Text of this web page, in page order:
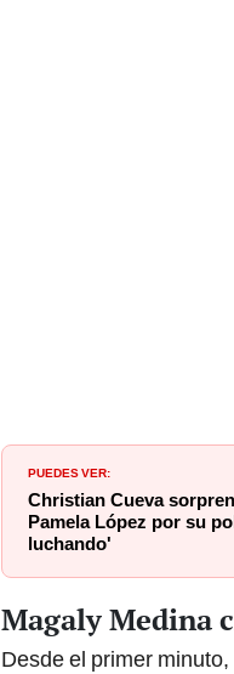
PUEDES VER:
Christian Cueva
Pamela López por su
luchando'
Magaly Medina
Desde el primer minuto,